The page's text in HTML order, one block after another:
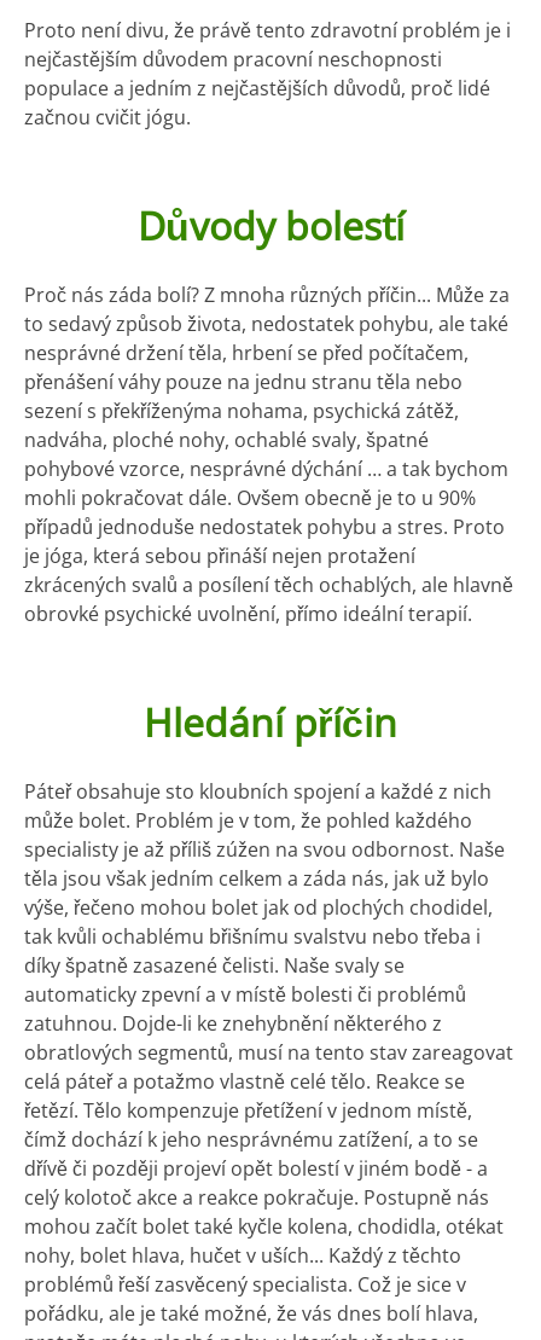
Proto není divu, že právě tento zdravotní problém je i
nejčastějším důvodem pracovní neschopnosti
populace a jedním z nejčastějších důvodů, proč lidé
začnou cvičit jógu.
Důvody bolestí
Proč nás záda bolí? Z mnoha různých příčin... Může za
to sedavý způsob života, nedostatek pohybu, ale také
nesprávné držení těla, hrbení se před počítačem,
přenášení váhy pouze na jednu stranu těla nebo
sezení s překříženýma nohama, psychická zátěž,
nadváha, ploché nohy, ochablé svaly, špatné
pohybové vzorce, nesprávné dýchání … a tak bychom
mohli pokračovat dále. Ovšem obecně je to u 90%
případů jednoduše nedostatek pohybu a stres. Proto
je jóga, která sebou přináší nejen protažení
zkrácených svalů a posílení těch ochablých, ale hlavně
obrovké psychické uvolnění, přímo ideální terapií.
Hledání příčin
Páteř obsahuje sto kloubních spojení a každé z nich
může bolet. Problém je v tom, že pohled každého
specialisty je až příliš zúžen na svou odbornost. Naše
těla jsou však jedním celkem a záda nás, jak už bylo
výše, řečeno mohou bolet jak od plochých chodidel,
tak kvůli ochablému břišnímu svalstvu nebo třeba i
díky špatně zasazené čelisti. Naše svaly se
automaticky zpevní a v místě bolesti či problémů
zatuhnou. Dojde-li ke znehybnění některého z
obratlových segmentů, musí na tento stav zareagovat
celá páteř a potažmo vlastně celé tělo. Reakce se
řetězí. Tělo kompenzuje přetížení v jednom místě,
čímž dochází k jeho nesprávnému zatížení, a to se
dřívě či později projeví opět bolestí v jiném bodě - a
celý kolotoč akce a reakce pokračuje. Postupně nás
mohou začít bolet také kyčle kolena, chodidla, otékat
nohy, bolet hlava, hučet v uších... Každý z těchto
problémů řeší zasvěcený specialista. Což je sice v
pořádku, ale je také možné, že vás dnes bolí hlava,